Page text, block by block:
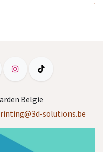
België
solutions.be